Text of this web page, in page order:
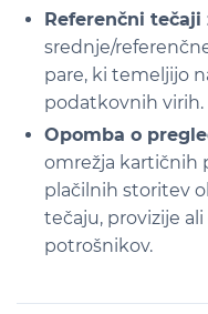
Referenčni
srednje/
pare, ki temeljijo
podatkovnih virih.
Opomba o
omrežja kartičnih
plačilnih storitev
tečaju, provizije
potrošnikov.